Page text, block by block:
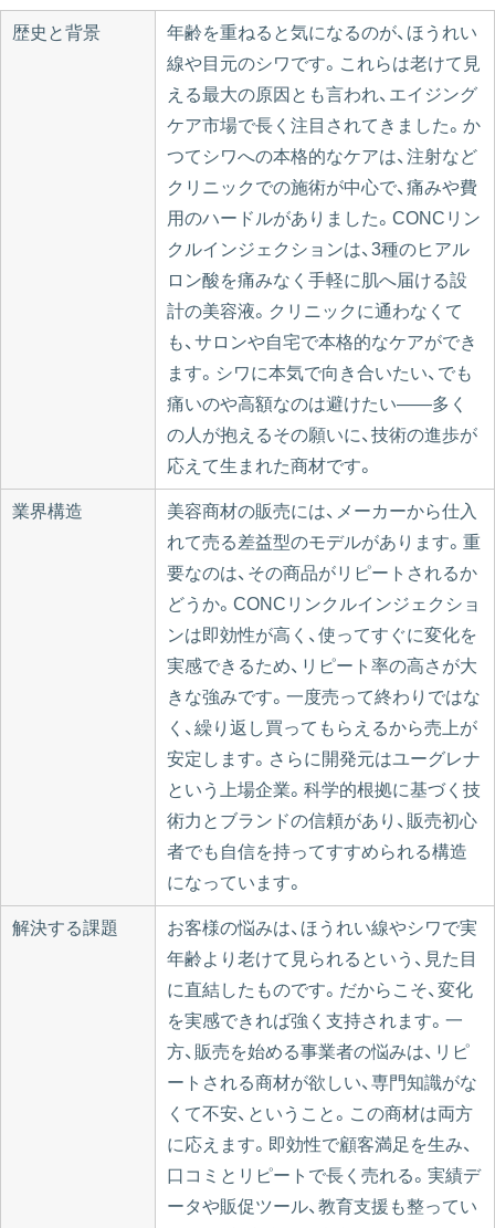
歴史と背景
年齢を重ねると気になるのが、ほうれい
線や目元のシワです。これらは老けて見
える最大の原因とも言われ、エイジング
ケア市場で長く注目されてきました。か
つてシワへの本格的なケアは、注射など
クリニックでの施術が中心で、痛みや費
用のハードルがありました。CONCリン
クルインジェクションは、3種のヒアル
ロン酸を痛みなく手軽に肌へ届ける設
計の美容液。クリニックに通わなくて
も、サロンや自宅で本格的なケアができ
ます。シワに本気で向き合いたい、でも
痛いのや高額なのは避けたい——多く
の人が抱えるその願いに、技術の進歩が
応えて生まれた商材です。
業界構造
美容商材の販売には、メーカーから仕入
れて売る差益型のモデルがあります。重
要なのは、その商品がリピートされるか
どうか。CONCリンクルインジェクショ
ンは即効性が高く、使ってすぐに変化を
実感できるため、リピート率の高さが大
きな強みです。一度売って終わりではな
く、繰り返し買ってもらえるから売上が
安定します。さらに開発元はユーグレナ
という上場企業。科学的根拠に基づく技
術力とブランドの信頼があり、販売初心
者でも自信を持ってすすめられる構造
になっています。
解決する課題
お客様の悩みは、ほうれい線やシワで実
年齢より老けて見られるという、見た目
に直結したものです。だからこそ、変化
を実感できれば強く支持されます。一
方、販売を始める事業者の悩みは、リピ
ートされる商材が欲しい、専門知識がな
くて不安、ということ。この商材は両方
に応えます。即効性で顧客満足を生み、
口コミとリピートで長く売れる。実績デ
ータや販促ツール、教育支援も整ってい